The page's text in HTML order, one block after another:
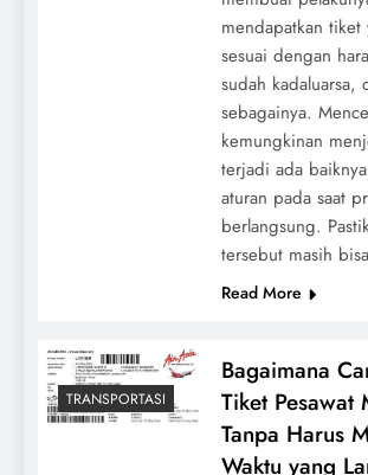
mendapatkan
sesuai dengan
sudah kadaluarsa,
sebagainya.
kemungkinan
terjadi ada
aturan pada saat
berlangsung.
tersebut masih
Read More
TRANSPORTASI
Bagaimana
Tiket Pesawat
Tanpa Harus
Waktu yang